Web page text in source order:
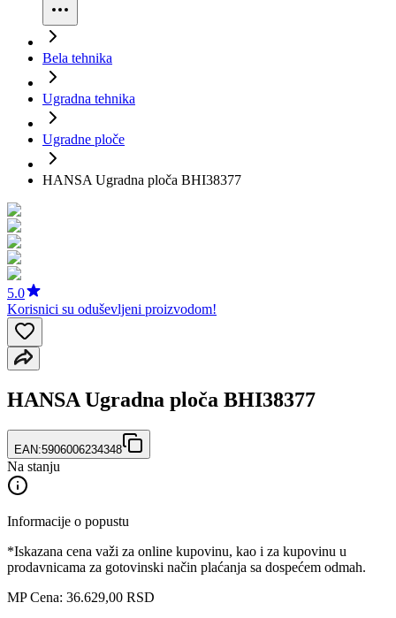
Bela tehnika
Ugradna tehnika
Ugradne ploče
HANSA Ugradna ploča BHI38377
5.0
Korisnici su oduševljeni proizvodom!
HANSA Ugradna ploča BHI38377
EAN:5906006234348
Na stanju
Informacije o popustu
*Iskazana cena važi za online kupovinu, kao i za kupovinu u
prodavnicama za gotovinski način plaćanja sa dospećem odmah.
MP Cena: 36.629,00 RSD